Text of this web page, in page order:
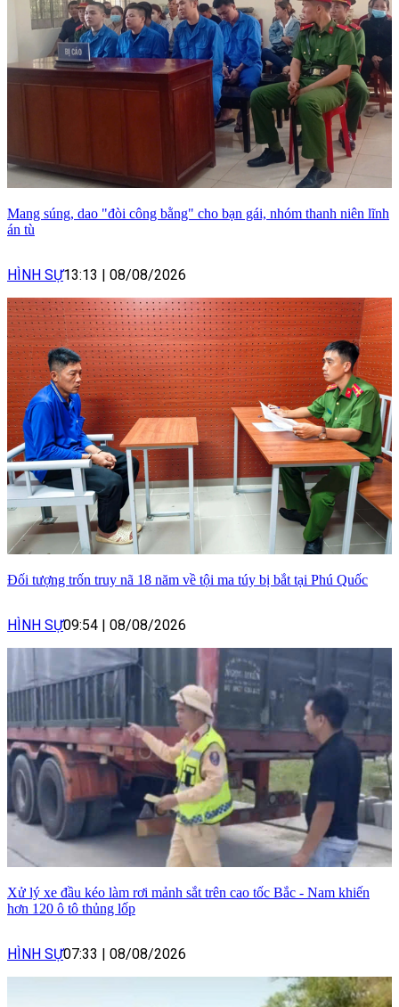
Mang súng, dao "đòi công bằng" cho bạn gái, nhóm thanh niên lĩnh
án tù
HÌNH SỰ13:13 08/08/2026
Đối tượng trốn truy nã 18 năm về tội ma túy bị bắt tại Phú Quốc
HÌNH SỰ09:54 08/08/2026
Xử lý xe đầu kéo làm rơi mảnh sắt trên cao tốc Bắc - Nam khiến
hơn 120 ô tô thủng lốp
HÌNH SỰ07:33 | 08/08/2026